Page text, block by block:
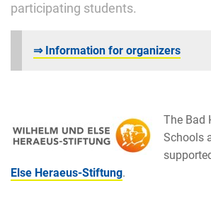
participating students.
⇒ Information for organizers
The Bad
Schools
Else Heraeus-Stiftung.